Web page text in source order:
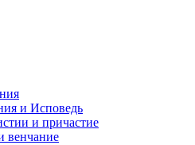
и Исповедь
и причастие
венчание